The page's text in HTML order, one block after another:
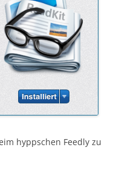
hyppschen Feedly zu